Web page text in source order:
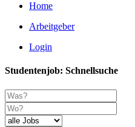
Home
Arbeitgeber
Login
Studentenjob: Schnellsuche